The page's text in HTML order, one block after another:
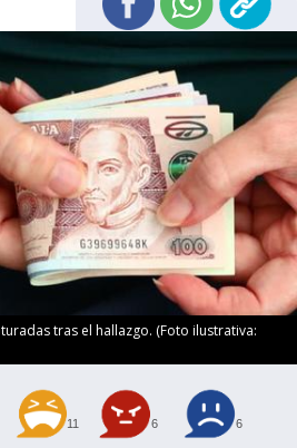
tras el hallazgo. (Foto ilustrativa:
11 6 6